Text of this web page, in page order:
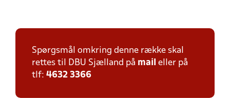
Spørgsmål omkring denne række skal
rettes til DBU Sjælland på mail eller på
tlf: 4632 3366